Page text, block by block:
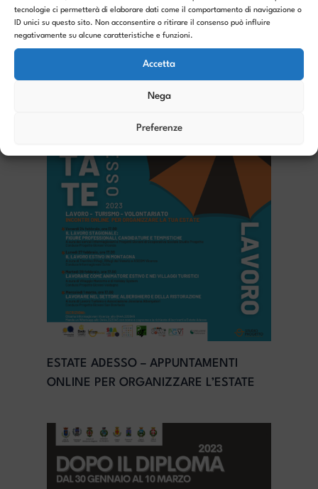
tecnologie ci permetterà di elaborare dati come il comportamento di navigazione o
ID unici su questo sito. Non acconsentire o ritirare il consenso può influire
negativamente su alcune caratteristiche e funzioni.
Accetta
Nega
Preferenze
Articoli correlati
ESTATE ADESSO – APPUNTAMENTI
ONLINE PER ORGANIZZARE L’ESTATE